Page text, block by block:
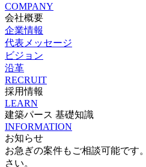
COMPANY
会社概要
企業情報
代表メッセージ
ビジョン
沿革
RECRUIT
採用情報
LEARN
建築パース 基礎知識
INFORMATION
お知らせ
お急ぎの案件もご相談可能です
さい。